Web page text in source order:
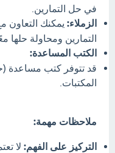
في حل التمارين.
الزملاء: يمكنك التعاون
التمارين ومحاولة حلها
الكتب المساعدة:
قد تتوفر كتب مساعدة
المكتبات.
ملاحظات مهمة:
التركيز على الفهم: لا